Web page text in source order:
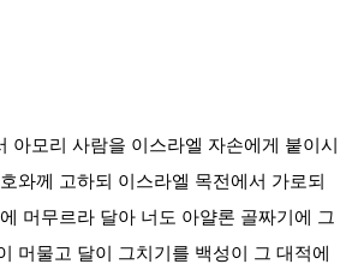
아모리 사람을 이스라엘 자손에게 붙이시
와께 고하되 이스라엘 목전에서 가로되
머무르라 달아 너도 아얄론 골짜기에 그
머물고 달이 그치기를 백성이 그 대적에